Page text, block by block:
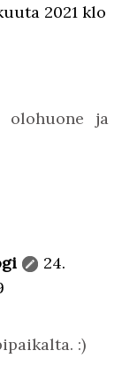
2021 klo
olohuone ja
24.
:)